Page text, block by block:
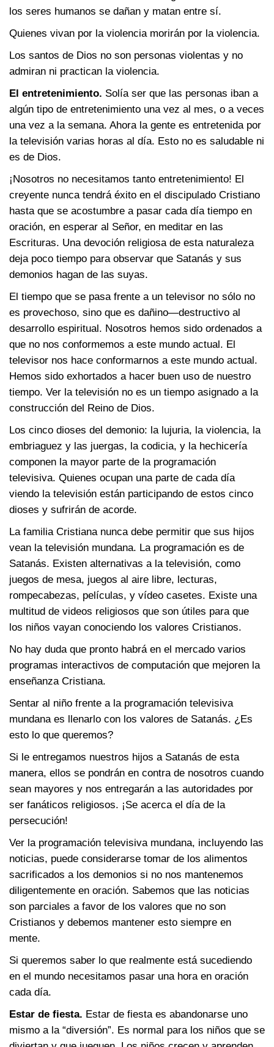
los seres humanos se dañan y matan entre sí.
Quienes vivan por la violencia morirán por la violencia.
Los santos de Dios no son personas violentas y no
admiran ni practican la violencia.
El entretenimiento. Solía ser que las personas iban a
algún tipo de entretenimiento una vez al mes, o a veces
una vez a la semana. Ahora la gente es entretenida por
la televisión varias horas al día. Esto no es saludable ni
es de Dios.
¡Nosotros no necesitamos tanto entretenimiento! El
creyente nunca tendrá éxito en el discipulado Cristiano
hasta que se acostumbre a pasar cada día tiempo en
oración, en esperar al Señor, en meditar en las
Escrituras. Una devoción religiosa de esta naturaleza
deja poco tiempo para observar que Satanás y sus
demonios hagan de las suyas.
El tiempo que se pasa frente a un televisor no sólo no
es provechoso, sino que es dañino—destructivo al
desarrollo espiritual. Nosotros hemos sido ordenados a
que no nos conformemos a este mundo actual. El
televisor nos hace conformarnos a este mundo actual.
Hemos sido exhortados a hacer buen uso de nuestro
tiempo. Ver la televisión no es un tiempo asignado a la
construcción del Reino de Dios.
Los cinco dioses del demonio: la lujuria, la violencia, la
embriaguez y las juergas, la codicia, y la hechicería
componen la mayor parte de la programación
televisiva. Quienes ocupan una parte de cada día
viendo la televisión están participando de estos cinco
dioses y sufrirán de acorde.
La familia Cristiana nunca debe permitir que sus hijos
vean la televisión mundana. La programación es de
Satanás. Existen alternativas a la televisión, como
juegos de mesa, juegos al aire libre, lecturas,
rompecabezas, películas, y vídeo casetes. Existe una
multitud de videos religiosos que son útiles para que
los niños vayan conociendo los valores Cristianos.
No hay duda que pronto habrá en el mercado varios
programas interactivos de computación que mejoren la
enseñanza Cristiana.
Sentar al niño frente a la programación televisiva
mundana es llenarlo con los valores de Satanás. ¿Es
esto lo que queremos?
Si le entregamos nuestros hijos a Satanás de esta
manera, ellos se pondrán en contra de nosotros cuando
sean mayores y nos entregarán a las autoridades por
ser fanáticos religiosos. ¡Se acerca el día de la
persecución!
Ver la programación televisiva mundana, incluyendo las
noticias, puede considerarse tomar de los alimentos
sacrificados a los demonios si no nos mantenemos
diligentemente en oración. Sabemos que las noticias
son parciales a favor de los valores que no son
Cristianos y debemos mantener esto siempre en
mente.
Si queremos saber lo que realmente está sucediendo
en el mundo necesitamos pasar una hora en oración
cada día.
Estar de fiesta. Estar de fiesta es abandonarse uno
mismo a la “diversión”. Es normal para los niños que se